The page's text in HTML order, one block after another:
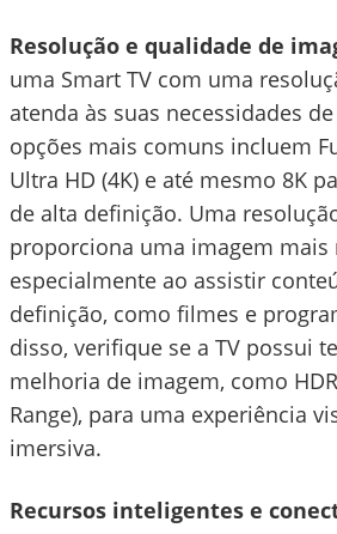
Resolução e qualidade de
uma Smart TV com uma
atenda às suas necessidades
opções mais comuns incluem
Ultra HD (4K) e até mesmo 8K
de alta definição. Uma
proporciona uma imagem mais
especialmente ao assistir
definição, como filmes e
disso, verifique se a TV possui
melhoria de imagem, como
Range), para uma experiência
imersiva.
Recursos inteligentes e